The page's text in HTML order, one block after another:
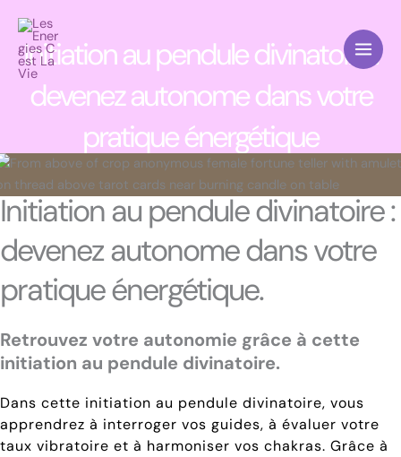
contenuInitiation au pendule divinatoire :
devenez autonome dans votre
pratique énergétique
Initiation au pendule divinatoire :
devenez autonome dans votre
pratique énergétique.
Retrouvez votre autonomie grâce à cette
initiation au pendule divinatoire.
Dans cette initiation au pendule divinatoire, vous
apprendrez à interroger vos guides, à évaluer votre
taux vibratoire et à harmoniser vos chakras. Grâce à